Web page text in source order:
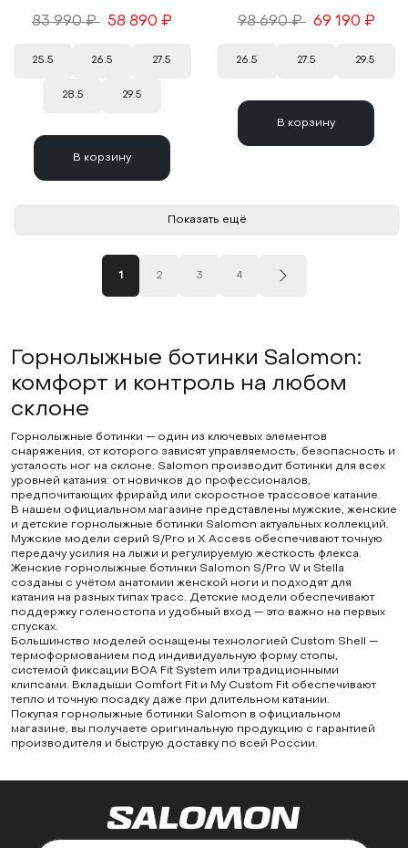
83 990 ₽ 58 890 ₽
25.5 26.5 27.5
28.5 29.5
В корзину
98 690 ₽ 69 190 ₽
26.5 27.5 29.5
В корзину
Показать ещё
1 2 3 4
Горнолыжные ботинки Salomon:
комфорт и контроль на любом
склоне
Горнолыжные ботинки — один из ключевых элементов
снаряжения, от которого зависят управляемость, безопасность и
усталость ног на склоне. Salomon производит ботинки для всех
уровней катания: от новичков до профессионалов,
предпочитающих фрирайд или скоростное трассовое катание.
В нашем официальном магазине представлены мужские, женские
и детские горнолыжные ботинки Salomon актуальных коллекций.
Мужские модели серий S/Pro и X Access обеспечивают точную
передачу усилия на лыжи и регулируемую жёсткость флекса.
Женские горнолыжные ботинки Salomon S/Pro W и Stella
созданы с учётом анатомии женской ноги и подходят для
катания на разных типах трасс. Детские модели обеспечивают
поддержку голеностопа и удобный вход — это важно на первых
спусках.
Большинство моделей оснащены технологией Custom Shell —
термоформованием под индивидуальную форму стопы,
системой фиксации BOA Fit System или традиционными
клипсами. Вкладыши Comfort Fit и My Custom Fit обеспечивают
тепло и точную посадку даже при длительном катании.
Покупая горнолыжные ботинки Salomon в официальном
магазине, вы получаете оригинальную продукцию с гарантией
производителя и быструю доставку по всей России.